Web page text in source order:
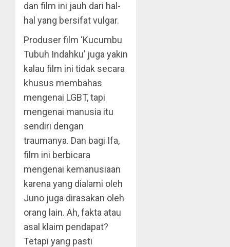
dan film ini jauh dari hal-
hal yang bersifat vulgar.
Produser film ‘Kucumbu
Tubuh Indahku’ juga yakin
kalau film ini tidak secara
khusus membahas
mengenai LGBT, tapi
mengenai manusia itu
sendiri dengan
traumanya. Dan bagi Ifa,
film ini berbicara
mengenai kemanusiaan
karena yang dialami oleh
Juno juga dirasakan oleh
orang lain. Ah, fakta atau
asal klaim pendapat?
Tetapi yang pasti